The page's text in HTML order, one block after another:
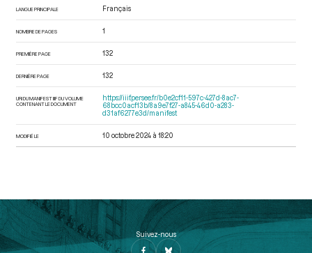
LANGUE PRINCIPALE Français
NOMBRE DE PAGES 1
PREMIÈRE PAGE 132
DERNIÈRE PAGE 132
URI DU MANIFEST IIIF DU VOLUME
CONTENANT LE DOCUMENT
https://iiif.persee.fr/b0e2cf11-597c-427d-8ac7-
68bcc0acf13b/8a9e7f27-a845-46d0-a283-
d31af6277e3d/manifest
MODIFIÉ LE 10 octobre 2024 à 18:20
Suivez-nous